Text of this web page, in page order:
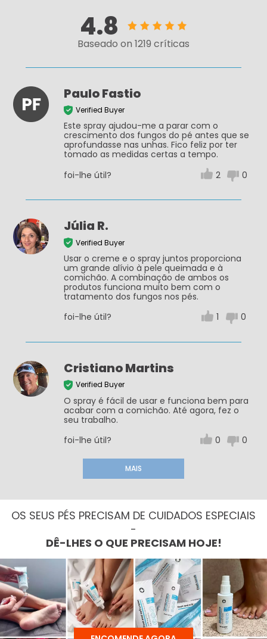
4.8
Baseado on 1219 críticas
Paulo Fastio
Verified Buyer
Este spray ajudou-me a parar com o
crescimento dos fungos do pé antes que se
aprofundasse nas unhas. Fico feliz por ter
tomado as medidas certas a tempo.
foi-lhe útil?
2 0
Júlia R.
Verified Buyer
Usar o creme e o spray juntos proporciona
um grande alívio à pele queimada e à
comichão. A combinação de ambos os
produtos funciona muito bem com o
tratamento dos fungos nos pés.
foi-lhe útil?
1 0
Cristiano Martins
Verified Buyer
O spray é fácil de usar e funciona bem para
acabar com a comichão. Até agora, fez o
seu trabalho.
foi-lhe útil?
0 0
MAIS
OS SEUS PÉS PRECISAM DE CUIDADOS ESPECIAIS
-
DÊ-LHES O QUE PRECISAM HOJE!